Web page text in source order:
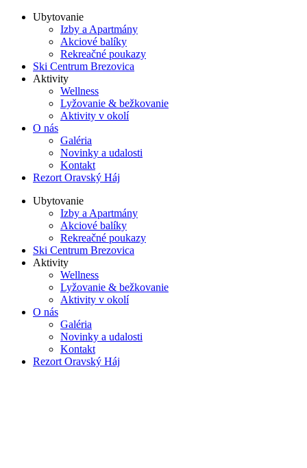
Ubytovanie
Izby a Apartmány
Akciové balíky
Rekreačné poukazy
Ski Centrum Brezovica
Aktivity
Wellness
Lyžovanie & bežkovanie
Aktivity v okolí
O nás
Galéria
Novinky a udalosti
Kontakt
Rezort Oravský Háj
Ubytovanie
Izby a Apartmány
Akciové balíky
Rekreačné poukazy
Ski Centrum Brezovica
Aktivity
Wellness
Lyžovanie & bežkovanie
Aktivity v okolí
O nás
Galéria
Novinky a udalosti
Kontakt
Rezort Oravský Háj